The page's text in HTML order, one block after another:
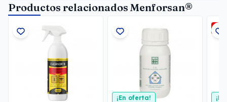
Productos relacionados Menforsan®
¡En oferta!
-